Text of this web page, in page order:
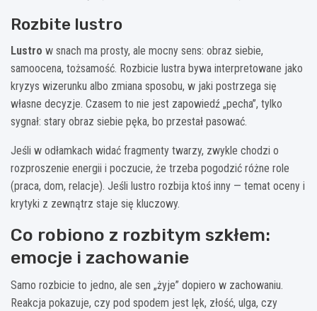
Rozbite lustro
Lustro w snach ma prosty, ale mocny sens: obraz siebie,
samoocena, tożsamość. Rozbicie lustra bywa interpretowane jako
kryzys wizerunku albo zmiana sposobu, w jaki postrzega się
własne decyzje. Czasem to nie jest zapowiedź „pecha”, tylko
sygnał: stary obraz siebie pęka, bo przestał pasować.
Jeśli w odłamkach widać fragmenty twarzy, zwykle chodzi o
rozproszenie energii i poczucie, że trzeba pogodzić różne role
(praca, dom, relacje). Jeśli lustro rozbija ktoś inny — temat oceny i
krytyki z zewnątrz staje się kluczowy.
Co robiono z rozbitym szkłem:
emocje i zachowanie
Samo rozbicie to jedno, ale sen „żyje” dopiero w zachowaniu.
Reakcja pokazuje, czy pod spodem jest lęk, złość, ulga, czy